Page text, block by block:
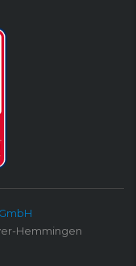
Hemmingen